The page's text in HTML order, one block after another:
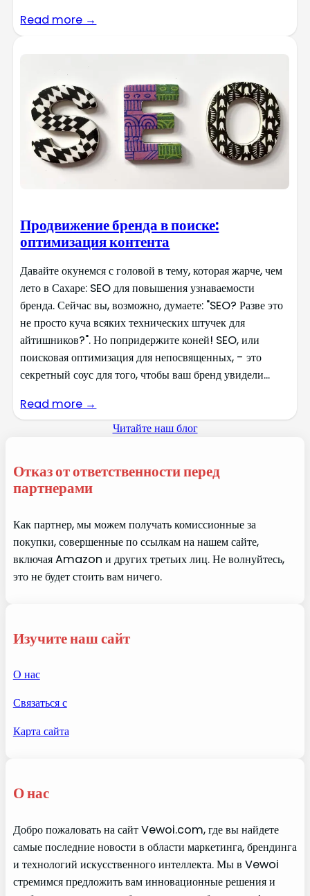
Read more →
Продвижение бренда в поиске:
оптимизация контента
Давайте окунемся с головой в тему, которая жарче, чем
лето в Сахаре: SEO для повышения узнаваемости
бренда. Сейчас вы, возможно, думаете: "SEO? Разве это
не просто куча всяких технических штучек для
айтишников?". Но попридержите коней! SEO, или
поисковая оптимизация для непосвященных, - это
секретный соус для того, чтобы ваш бренд увидели...
Read more →
Читайте наш блог
Отказ от ответственности перед
партнерами
Как партнер, мы можем получать комиссионные за
покупки, совершенные по ссылкам на нашем сайте,
включая Amazon и других третьих лиц. Не волнуйтесь,
это не будет стоить вам ничего.
Изучите наш сайт
О нас
Связаться с
Карта сайта
О нас
Добро пожаловать на сайт Vewoi.com, где вы найдете
самые последние новости в области маркетинга, брендинга
и технологий искусственного интеллекта. Мы в Vewoi
стремимся предложить вам инновационные решения и